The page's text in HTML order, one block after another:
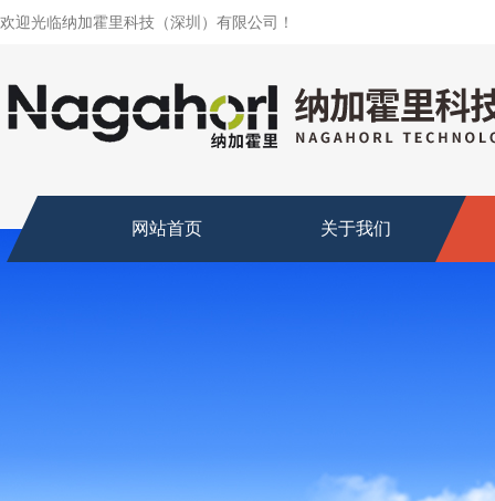
欢迎光临纳加霍里科技（深圳）有限公司！
网站首页 关于我们